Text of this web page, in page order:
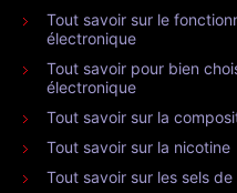
Tout savoir sur le
électronique
Tout savoir pour bien
électronique
Tout savoir sur la
Tout savoir sur la nicotine
Tout savoir sur les sels